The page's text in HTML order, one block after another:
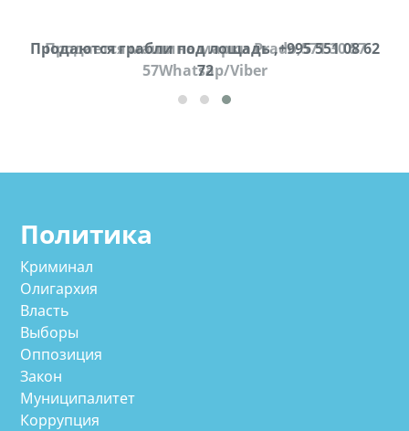
Продается машина марки Prado,571 30 57
57Whatsap/Viber
Продаются грабли под лощадь ,+995 551 08 62
72
Политика
Криминал
Олигархия
Власть
Выборы
Оппозиция
Закон
Муниципалитет
Коррупция